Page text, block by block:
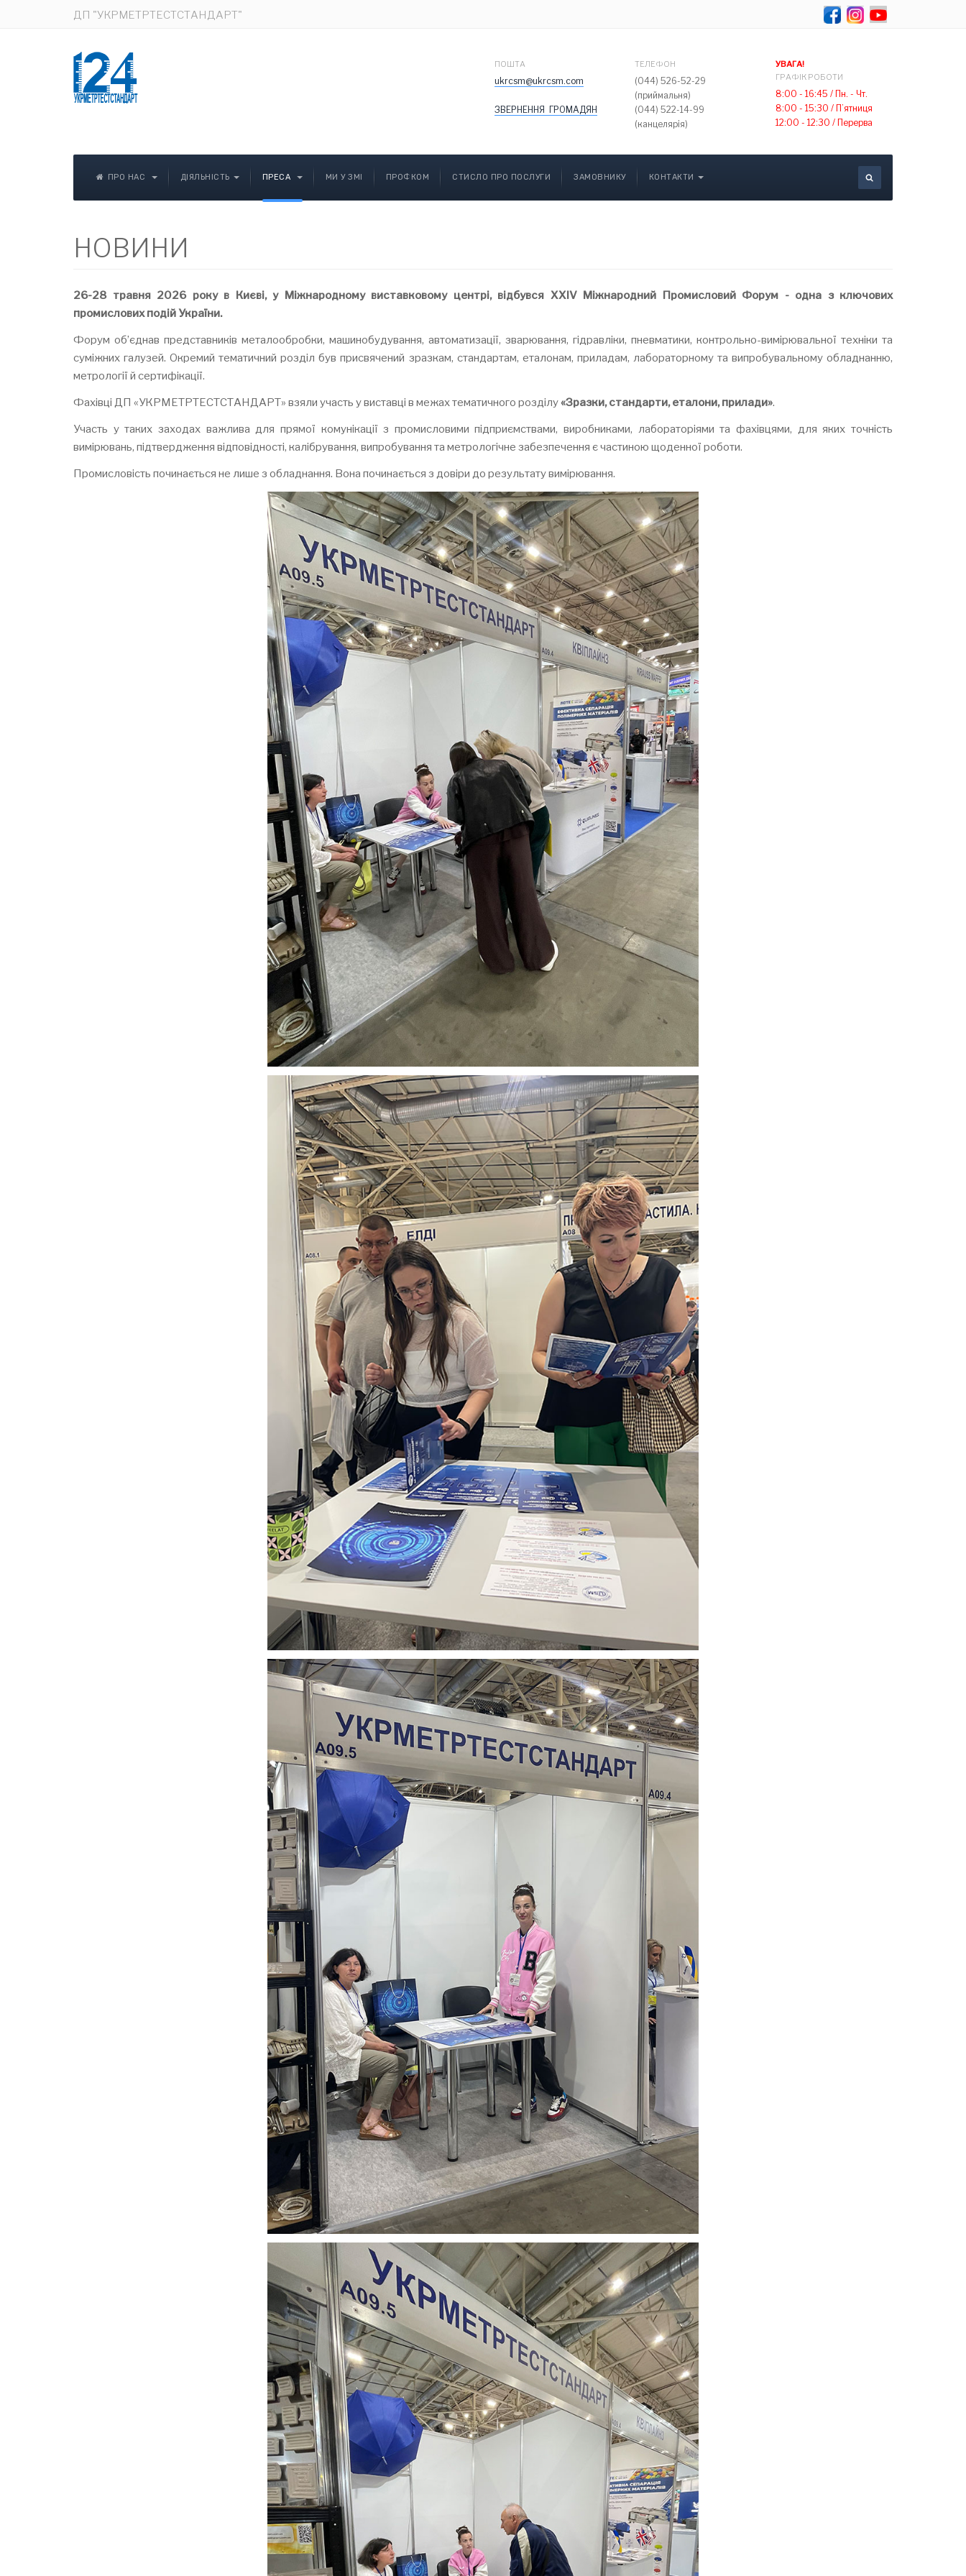
ДП "УКРМЕТРТЕСТСТАНДАРТ"
ПОШТА
ukrcsm@ukrcsm.com
ЗВЕРНЕННЯ ГРОМАДЯН
ТЕЛЕФОН
(044) 526-52-29
(приймальня)
(044) 522-14-99
(канцелярія)
УВАГА!
ГРАФІК РОБОТИ
8:00 - 16:45 / Пн. - Чт.
8:00 - 15:30 / П’ятниця
12:00 - 12:30 / Перерва
ПРО НАС ДІЯЛЬНІСТЬ ПРЕСА МИ У ЗМІ ПРОФКОМ СТИСЛО ПРО ПОСЛУГИ ЗАМОВНИКУ КОНТАКТИ
НОВИНИ
26-28 травня 2026 року в Києві, у Міжнародному виставковому центрі, відбувся ХХІV Міжнародний Промисловий Форум - одна з ключових
промислових подій України.
Форум об’єднав представників металообробки, машинобудування, автоматизації, зварювання, гідравліки, пневматики, контрольно-вимірювальної техніки та
суміжних галузей. Окремий тематичний розділ був присвячений зразкам, стандартам, еталонам, приладам, лабораторному та випробувальному обладнанню,
метрології й сертифікації.
Фахівці ДП «УКРМЕТРТЕСТСТАНДАРТ» взяли участь у виставці в межах тематичного розділу«Зразки, стандарти, еталони, прилади».
Участь у таких заходах важлива для прямої комунікації з промисловими підприємствами, виробниками, лабораторіями та фахівцями, для яких точність
вимірювань, підтвердження відповідності, калібрування, випробування та метрологічне забезпечення є частиною щоденної роботи.
Промисловість починається не лише з обладнання. Вона починається з довіри до результату вимірювання.